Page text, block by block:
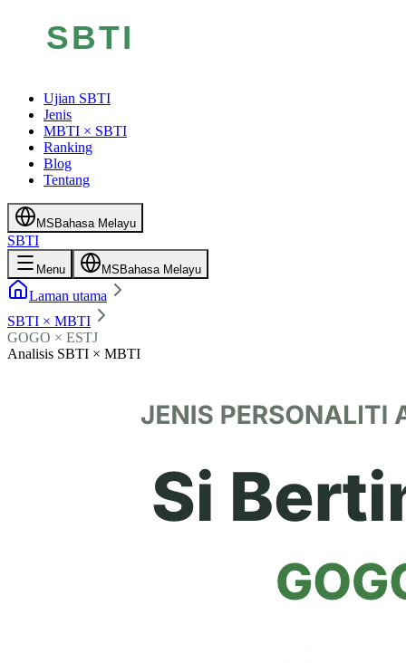
Ujian SBTI
Jenis
MBTI × SBTI
Ranking
Blog
Tentang
MS Bahasa Melayu
SBTI
Menu MS Bahasa Melayu
Laman utama
SBTI × MBTI
GOGO × ESTJ
Analisis SBTI × MBTI